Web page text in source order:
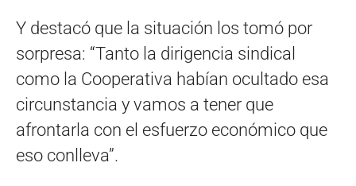
Y destacó que la situación los tomó por
sorpresa: “Tanto la dirigencia sindical
como la Cooperativa habían ocultado esa
circunstancia y vamos a tener que
afrontarla con el esfuerzo económico que
eso conlleva”.